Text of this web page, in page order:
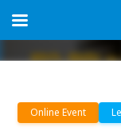
Online Event